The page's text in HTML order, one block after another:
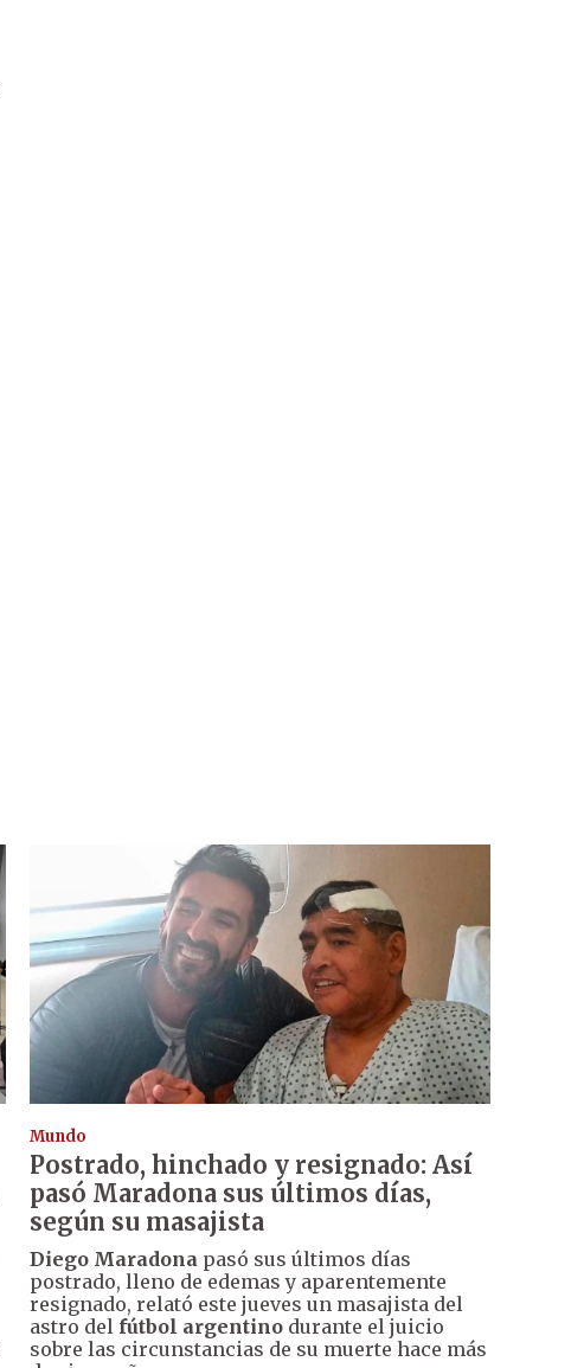
Mundo
Postrado, hinchado y resignado: Así
pasó Maradona sus últimos días,
según su masajista
Diego Maradonapasó sus últimos días
postrado, lleno de edemas y aparentemente
resignado, relató este jueves un masajista del
astro del fútbol argentinodurante el juicio
sobre las circunstancias de su muerte hace más